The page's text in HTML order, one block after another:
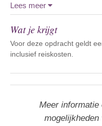
Lees meer
Wat je krijgt
Voor deze opdracht geldt
inclusief reiskosten.
Meer